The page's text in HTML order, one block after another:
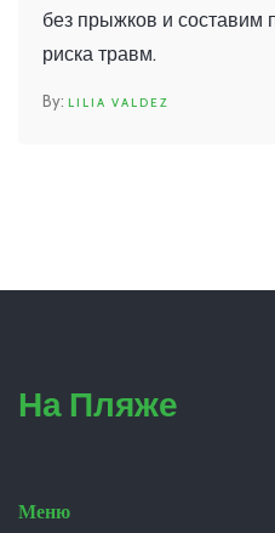
без прыжков и составим
риска травм.
LILIA VALDEZ
На Пляже
Меню